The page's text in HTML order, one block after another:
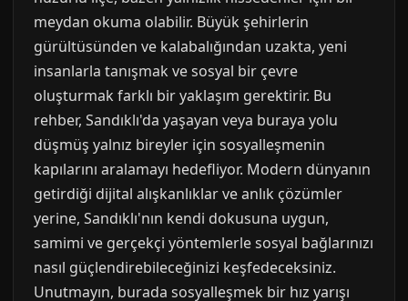
meydan okuma olabilir. Büyük şehirlerin
gürültüsünden ve kalabalığından uzakta, yeni
insanlarla tanışmak ve sosyal bir çevre
oluşturmak farklı bir yaklaşım gerektirir. Bu
rehber, Sandıklı'da yaşayan veya buraya yolu
düşmüş yalnız bireyler için sosyalleşmenin
kapılarını aralamayı hedefliyor. Modern dünyanın
getirdiği dijital alışkanlıklar ve anlık çözümler
yerine, Sandıklı'nın kendi dokusuna uygun,
samimi ve gerçekçi yöntemlerle sosyal bağlarınızı
nasıl güçlendirebileceğinizi keşfedeceksiniz.
Unutmayın, burada sosyalleşmek bir hız yarışı